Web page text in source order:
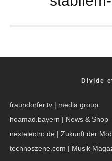
Divide
fraundorfer.tv | media group
hoamad.bayern | News & Shop
nextelectro.de | Zukunft der
technoszene.com | Musik